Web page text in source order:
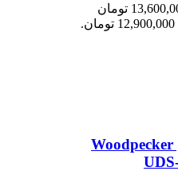
قیمت اصلی: 13,600,000 تومان
دستگاه جرمگیر دندانپزشکی Woodpecker